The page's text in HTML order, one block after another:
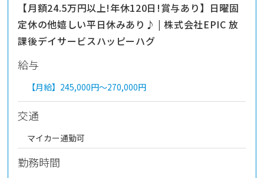
【月額24.5万円以上!年休120日!賞与あり】日曜固
定休の他嬉しい平日休みあり♪ | 株式会社EPIC 放
課後デイサービスハッピーハグ
給与
【月給】 245,000円～270,000円
交通
マイカー通勤可
勤務時間